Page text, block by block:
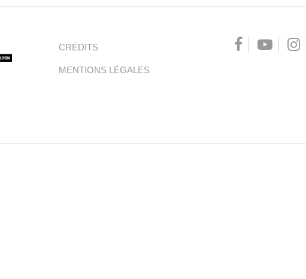
CRÉDITS
MENTIONS LÉGALES